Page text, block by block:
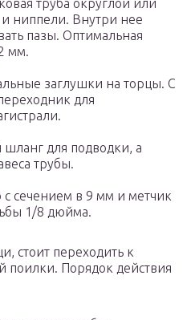
труба округлой или
ниппели. Внутри нее
пазы. Оптимальная
мм.
заглушки на торцы. С
для
шланг для подводки, а
трубы.
с сечением в 9 мм и метчик
1/8 дюйма.
стоит переходить к
Порядок действия